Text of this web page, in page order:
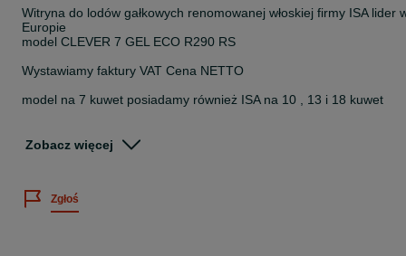
Witryna do lodów gałkowych renomowanej włoskiej firmy ISA lider
Europie
model CLEVER 7 GEL ECO R290 RS
Wystawiamy faktury VAT Cena NETTO
model na 7 kuwet posiadamy również ISA na 10 , 13 i 18 kuwet
Czynnik chłodniczy - R290
Zobacz więcej
Zgłoś